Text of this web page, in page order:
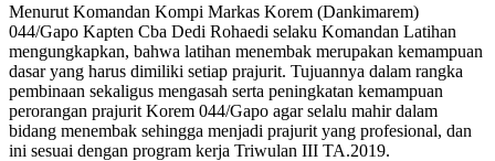
Menurut Komandan Kompi Markas Korem (Dankimarem)
044/Gapo Kapten Cba Dedi Rohaedi selaku Komandan Latihan
mengungkapkan, bahwa latihan menembak merupakan kemampuan
dasar yang harus dimiliki setiap prajurit. Tujuannya dalam rangka
pembinaan sekaligus mengasah serta peningkatan kemampuan
perorangan prajurit Korem 044/Gapo agar selalu mahir dalam
bidang menembak sehingga menjadi prajurit yang profesional, dan
ini sesuai dengan program kerja Triwulan III TA.2019.